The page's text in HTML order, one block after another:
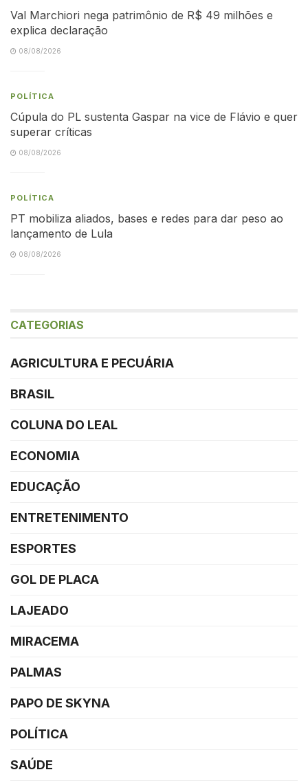
Val Marchiori nega patrimônio de R$ 49 milhões e
explica declaração
08/08/2026
POLÍTICA
Cúpula do PL sustenta Gaspar na vice de Flávio e quer
superar críticas
08/08/2026
POLÍTICA
PT mobiliza aliados, bases e redes para dar peso ao
lançamento de Lula
08/08/2026
CATEGORIAS
AGRICULTURA E PECUÁRIA
BRASIL
COLUNA DO LEAL
ECONOMIA
EDUCAÇÃO
ENTRETENIMENTO
ESPORTES
GOL DE PLACA
LAJEADO
MIRACEMA
PALMAS
PAPO DE SKYNA
POLÍTICA
SAÚDE